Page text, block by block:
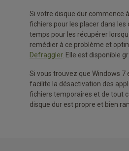
Si votre disque dur commence
fichiers pour les placer dans
temps pour les récupérer
remédier à ce problème et
Defraggler. Elle est disponible
Si vous trouvez que Windows 7
facilite la désactivation des
fichiers temporaires et de tout
disque dur est propre et bien